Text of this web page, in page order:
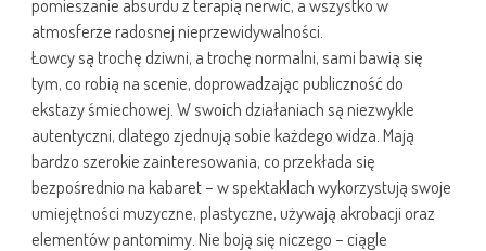
pomieszanie absurdu z terapią nerwic, a wszystko w
atmosferze radosnej nieprzewidywalności.
Łowcy są trochę dziwni, a trochę normalni, sami bawią się
tym, co robią na scenie, doprowadzając publiczność do
ekstazy śmiechowej. W swoich działaniach są niezwykle
autentyczni, dlatego zjednują sobie każdego widza. Mają
bardzo szerokie zainteresowania, co przekłada się
bezpośrednio na kabaret – w spektaklach wykorzystują swoje
umiejętności muzyczne, plastyczne, używają akrobacji oraz
elementów pantomimy. Nie boją się niczego – ciągle